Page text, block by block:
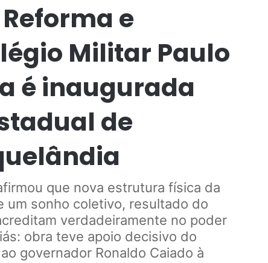
Reforma e
Militar Paulo
é inaugurada
de
que nova estrutura física da
um sonho coletivo, resultado do
verdadeiramente no poder
obra teve apoio decisivo do
governador Ronaldo Caiado à